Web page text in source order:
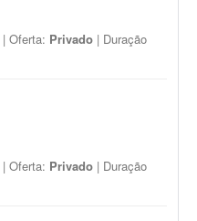
| Oferta: Privado | Duração
| Oferta: Privado | Duração